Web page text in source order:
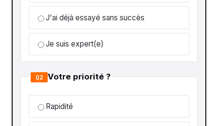
J'ai déjà essayé sans succès
Je suis expert(e)
Q2 Votre priorité ?
Rapidité